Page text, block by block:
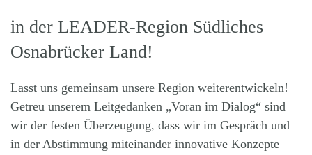
in der LEADER-Region Südliches
Osnabrücker Land!
Lasst uns gemeinsam unsere Region weiterentwickeln!
Getreu unserem Leitgedanken „Voran im Dialog“ sind
wir der festen Überzeugung, dass wir im Gespräch und
in der Abstimmung miteinander innovative Konzepte